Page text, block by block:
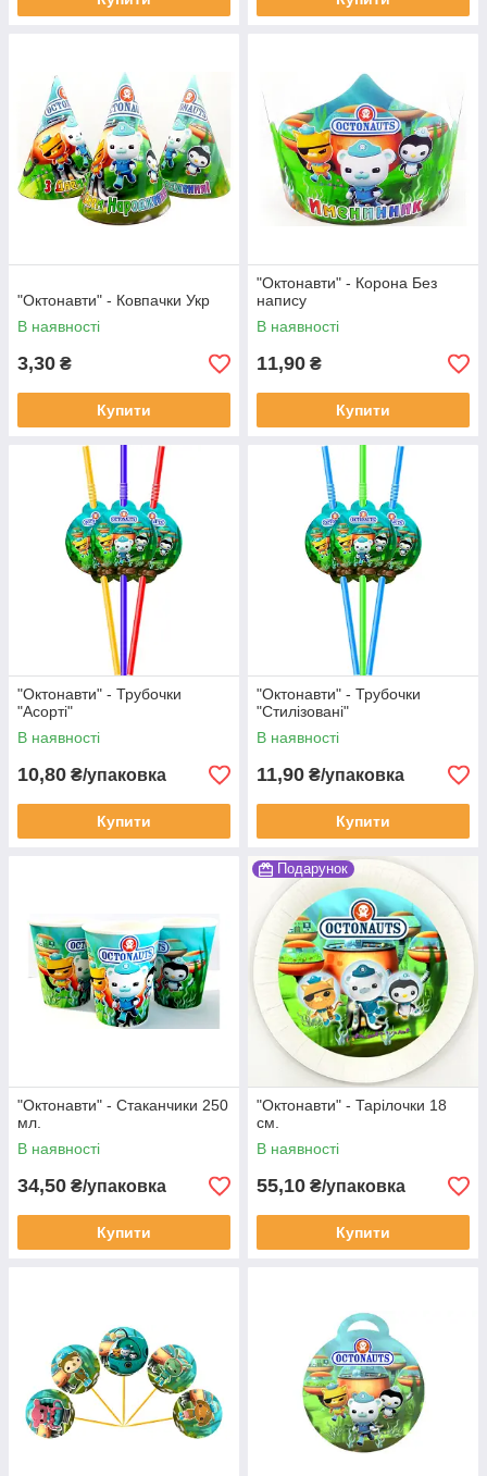
"Октонавти" - Ковпачки Укр
В наявності
3,30 ₴
Купити
"Октонавти" - Корона Без
напису
В наявності
11,90 ₴
Купити
"Октонавти" - Трубочки
"Асорті"
В наявності
10,80 ₴/упаковка
Купити
"Октонавти" - Трубочки
"Стилізовані"
В наявності
11,90 ₴/упаковка
Купити
"Октонавти" - Стаканчики 250
мл.
В наявності
34,50 ₴/упаковка
Купити
Подарунок
"Октонавти" - Тарілочки 18
см.
В наявності
55,10 ₴/упаковка
Купити